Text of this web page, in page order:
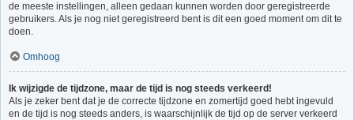
de meeste instellingen, alleen gedaan kunnen worden door geregistreerde
gebruikers. Als je nog niet geregistreerd bent is dit een goed moment om dit te
doen.
Omhoog
Ik wijzigde de tijdzone, maar de tijd is nog steeds verkeerd!
Als je zeker bent dat je de correcte tijdzone en zomertijd goed hebt ingevuld
en de tijd is nog steeds anders, is waarschijnlijk de tijd op de server verkeerd